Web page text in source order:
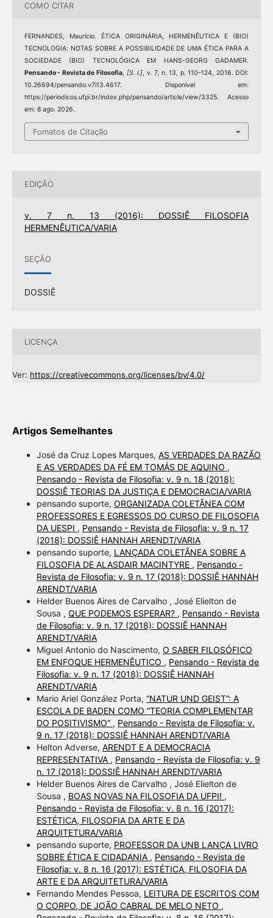
COMO CITAR
FERNANDES, Maurício. ÉTICA ORIGINÁRIA, HERMENÊUTICA E (BIO)
TECNOLOGIA: NOTAS SOBRE A POSSIBILIDADE DE UMA ÉTICA PARA A
SOCIEDADE (BIO) TECNOLÓGICA EM HANS-GEORG GADAMER.
Pensando - Revista de Filosofia, [S. l.], v. 7, n. 13, p. 110–124, 2016. DOI:
10.26694/pensando.v7i13.4617. Disponível em:
https://periodicos.ufpi.br/index.php/pensando/article/view/3325. Acesso
em: 8 ago. 2026.
Fomatos de Citação
EDIÇÃO
v. 7 n. 13 (2016): DOSSIÊ FILOSOFIA
HERMENÊUTICA/VARIA
SEÇÃO
DOSSIÊ
LICENÇA
Ver: https://creativecommons.org/licenses/by/4.0/
Artigos Semelhantes
José da Cruz Lopes Marques, AS VERDADES DA RAZÃO
E AS VERDADES DA FÉ EM TOMÁS DE AQUINO ,
Pensando - Revista de Filosofia: v. 9 n. 18 (2018):
DOSSIÊ TEORIAS DA JUSTIÇA E DEMOCRACIA/VARIA
pensando suporte, ORGANIZADA COLETÂNEA COM
PROFESSORES E EGRESSOS DO CURSO DE FILOSOFIA
DA UESPI , Pensando - Revista de Filosofia: v. 9 n. 17
(2018): DOSSIÊ HANNAH ARENDT/VARIA
pensando suporte, LANÇADA COLETÂNEA SOBRE A
FILOSOFIA DE ALASDAIR MACINTYRE , Pensando -
Revista de Filosofia: v. 9 n. 17 (2018): DOSSIÊ HANNAH
ARENDT/VARIA
Helder Buenos Aires de Carvalho , José Elielton de
Sousa , QUE PODEMOS ESPERAR? , Pensando - Revista
de Filosofia: v. 9 n. 17 (2018): DOSSIÊ HANNAH
ARENDT/VARIA
Miguel Antonio do Nascimento, O SABER FILOSÓFICO
EM ENFOQUE HERMENÊUTICO , Pensando - Revista de
Filosofia: v. 9 n. 17 (2018): DOSSIÊ HANNAH
ARENDT/VARIA
Mario Ariel González Porta, “NATUR UND GEIST”: A
ESCOLA DE BADEN COMO “TEORIA COMPLEMENTAR
DO POSITIVISMO” , Pensando - Revista de Filosofia: v.
9 n. 17 (2018): DOSSIÊ HANNAH ARENDT/VARIA
Helton Adverse, ARENDT E A DEMOCRACIA
REPRESENTATIVA , Pensando - Revista de Filosofia: v. 9
n. 17 (2018): DOSSIÊ HANNAH ARENDT/VARIA
Helder Buenos Aires de Carvalho , José Elielton de
Sousa , BOAS NOVAS NA FILOSOFIA DA UFPI! ,
Pensando - Revista de Filosofia: v. 8 n. 16 (2017):
ESTÉTICA, FILOSOFIA DA ARTE E DA
ARQUITETURA/VARIA
pensando suporte, PROFESSOR DA UNB LANÇA LIVRO
SOBRE ÉTICA E CIDADANIA , Pensando - Revista de
Filosofia: v. 8 n. 16 (2017): ESTÉTICA, FILOSOFIA DA
ARTE E DA ARQUITETURA/VARIA
Fernando Mendes Pessoa, LEITURA DE ESCRITOS COM
O CORPO, DE JOÃO CABRAL DE MELO NETO ,